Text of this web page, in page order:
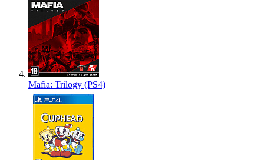
Mafia: Trilogy (PS4)